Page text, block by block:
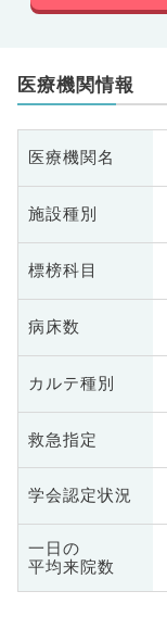
医療機関情報
医療機関名
施設種別
標榜科目
病床数
カルテ種別
救急指定
学会認定状況
一日の
平均来院数